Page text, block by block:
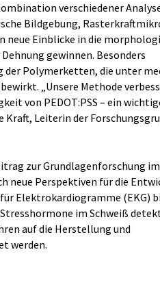
verschiedener
Bildgebung,
neue Einblicke in die
gewinnen. Besonders
Polymerketten, die unter
„Unsere Methode
von PEDOT:PSS – ein
Leiterin der
zur Grundlagenforschung
neue Perspektiven für die
Elektrokardiogramme (EKG)
im Schweiß
auf die Herstellung und
werden.